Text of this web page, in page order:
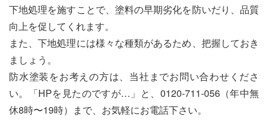
下地処理を施すことで、塗料の早期劣化を防いだり、品質
向上を促してくれます。
また、下地処理には様々な種類があるため、把握しておき
ましょう。
防水塗装をお考えの方は、当社までお問い合わせくださ
い。「HPを見たのですが…」と、0120-711-056（年中無
休8時〜19時）まで、お気軽にお電話下さい。